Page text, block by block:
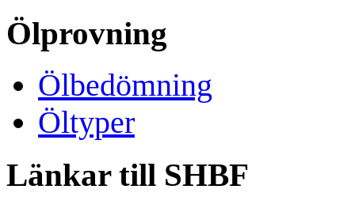
Ölprovning
Ölbedömning
Öltyper
Länkar till SHBF